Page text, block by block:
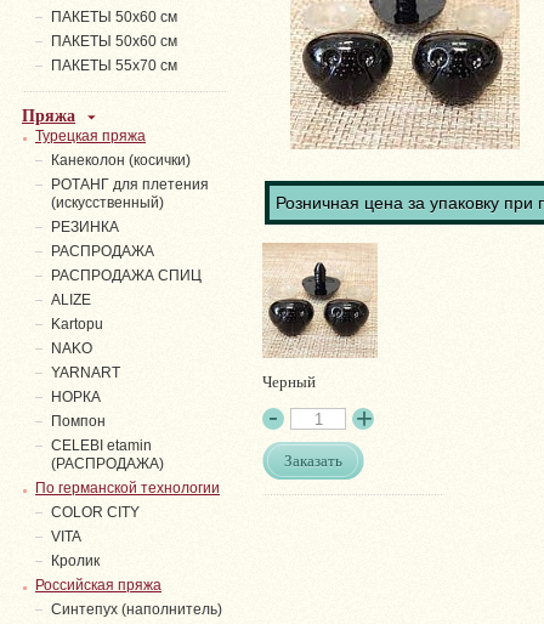
Розничная цена за упаковку при
Черный
Заказать
ПАКЕТЫ 50х60 см
ПАКЕТЫ 50х60 см
ПАКЕТЫ 55х70 см
Пряжа
Турецкая пряжа
Канеколон (косички)
РОТАНГ для плетения
(искусственный)
PЕЗИНКА
РАСПРОДАЖА
РАСПРОДАЖА СПИЦ
ALIZE
Kartopu
NAKO
YARNART
НОРКА
Помпон
СELEBI etamin
(РАСПРОДАЖА)
По германской технологии
COLOR CITY
VITA
Кролик
Российская пряжа
Синтепух (наполнитель)